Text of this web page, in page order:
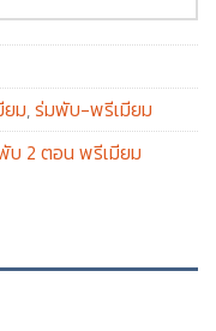
ม,ร่มพับ-พรีเมียม
บ 2 ตอน พรีเมียม